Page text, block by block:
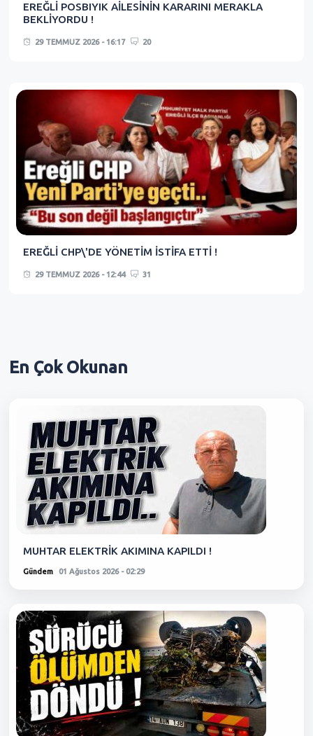
EREĞLİ POSBIYIK AİLESİNİN KARARINI MERAKLA
BEKLİYORDU !
29 TEMMUZ 2026 - 16:17 20
EREĞLİ CHP\'DE YÖNETİM İSTİFA ETTİ !
29 TEMMUZ 2026 - 12:44 31
En ÇokOkunan
MUHTAR ELEKTRİK AKIMINA KAPILDI !
Gündem 01 Ağustos 2026 - 02:29